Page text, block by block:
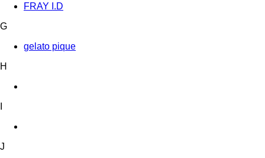
FRAY I.D
G
gelato pique
H
J